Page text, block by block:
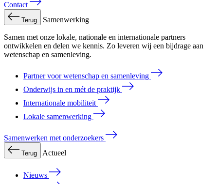
Contact
Terug Samenwerking
Samen met onze lokale, nationale en internationale partners
ontwikkelen en delen we kennis. Zo leveren wij een bijdrage aan
wetenschap en samenleving.
Partner voor wetenschap en samenleving
Onderwijs in en mét de praktijk
Internationale mobiliteit
Lokale samenwerking
Samenwerken met onderzoekers
Terug Actueel
Nieuws